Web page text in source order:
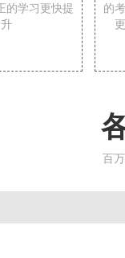
的学习更快提
升
的
百